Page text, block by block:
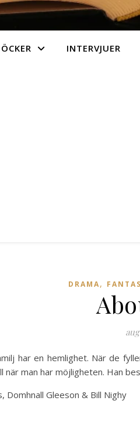
INTERVJUER
DRAMA,
har en hemlighet. När de
när man har möjligheten. Han
Domhnall Gleeson & Bill Nighy